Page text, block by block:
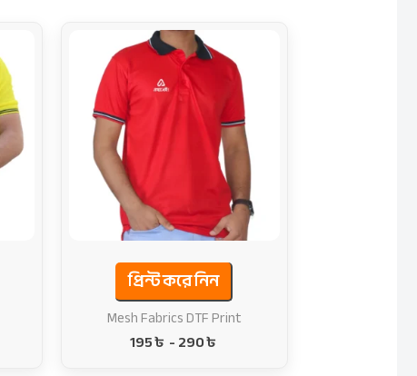
প্রিন্ট করে নিন
Mesh Fabrics DTF Print
195৳ -290৳